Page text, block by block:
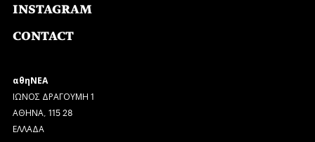
INSTAGRAM
CONTACT
αθηΝΕΑ
ΙΩΝΟΣ ΔΡΑΓΟΥΜΗ 1
ΑΘΗΝΑ, 115 28
ΕΛΛΑΔΑ